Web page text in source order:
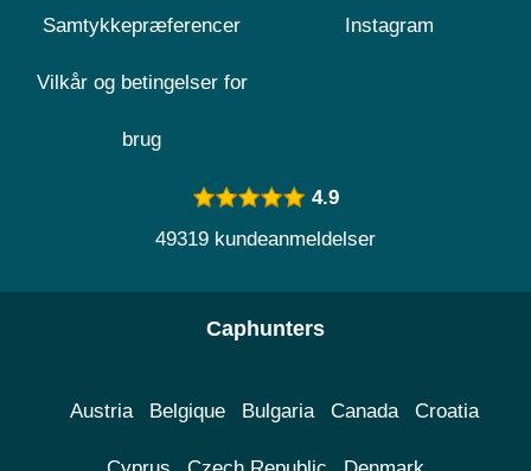
Samtykkepræferencer
Vilkår og betingelser for
brug
Instagram
4.9
49319 kundeanmeldelser
Caphunters
Austria Belgique Bulgaria Canada Croatia